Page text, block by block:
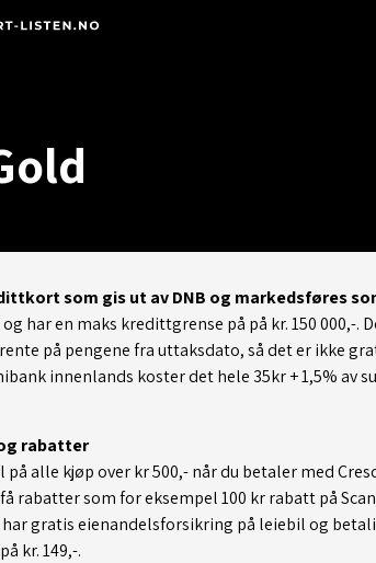
som gis ut av DNB og markedsføres
har en maks kredittgrense på på kr. 150 000,-.
på pengene fra uttaksdato, så det er ikke
innenlands koster det hele 35kr + 1,5% av
rabatter
på alle kjøp over kr 500,- når du betaler med
rabatter som for eksempel 100 kr rabatt på
gratis eienandelsforsikring på leiebil og
kr. 149,-.